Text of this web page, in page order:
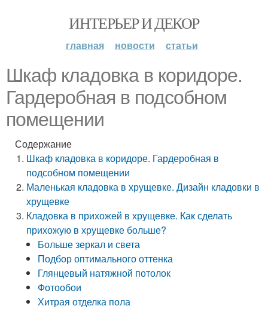
ИНТЕРЬЕР И ДЕКОР
главная новости статьи
Шкаф кладовка в коридоре.
Гардеробная в подсобном
помещении
Содержание
Шкаф кладовка в коридоре. Гардеробная в
подсобном помещении
Маленькая кладовка в хрущевке. Дизайн кладовки в
хрущевке
Кладовка в прихожей в хрущевке. Как сделать
прихожую в хрущевке больше?
Больше зеркал и света
Подбор оптимального оттенка
Глянцевый натяжной потолок
Фотообои
Хитрая отделка пола